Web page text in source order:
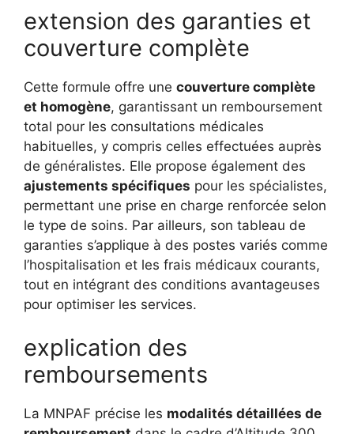
extension des garanties et
couverture complète
Cette formule offre une couverture complète
et homogène, garantissant un remboursement
total pour les consultations médicales
habituelles, y compris celles effectuées auprès
de généralistes. Elle propose également des
ajustements spécifiques pour les spécialistes,
permettant une prise en charge renforcée selon
le type de soins. Par ailleurs, son tableau de
garanties s’applique à des postes variés comme
l’hospitalisation et les frais médicaux courants,
tout en intégrant des conditions avantageuses
pour optimiser les services.
explication des
remboursements
La MNPAF précise les modalités détaillées de